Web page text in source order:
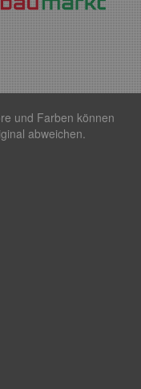
und Farben können
abweichen.